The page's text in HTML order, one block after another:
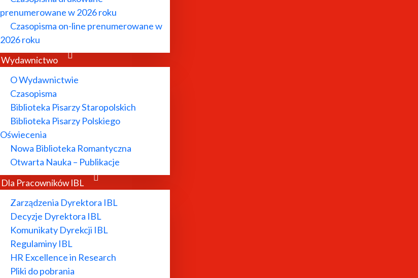
prenumerowane w 2026 roku
Czasopisma on-line prenumerowane w
2026 roku
Wydawnictwo
O Wydawnictwie
Czasopisma
Biblioteka Pisarzy Staropolskich
Biblioteka Pisarzy Polskiego
Oświecenia
Nowa Biblioteka Romantyczna
Otwarta Nauka – Publikacje
Dla Pracowników IBL
Zarządzenia Dyrektora IBL
Decyzje Dyrektora IBL
Komunikaty Dyrekcji IBL
Regulaminy IBL
HR Excellence in Research
Pliki do pobrania
O Instytucie
Aktualności
Dyrekcja IBL PAN